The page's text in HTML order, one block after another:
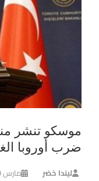
موسكو تنشر
ضرب أوروبا
ليندا خضر مارس 9, 2017